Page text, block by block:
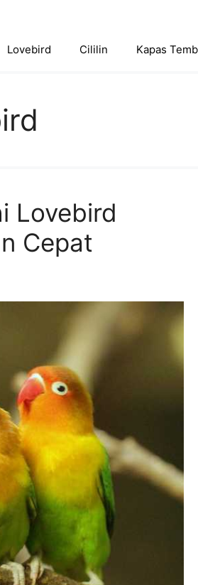
Lovebird Cililin Kapas
Lovebird
Cepat